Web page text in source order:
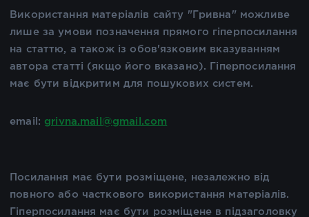
Використання матеріалів сайту "Гривна" можливе
лише за умови позначення прямого гіперпосилання
на статтю, а також із обов'язковим вказуванням
автора статті (якщо його вказано). Гіперпосилання
має бути відкритим для пошукових систем.
email: grivna.mail@gmail.com
Посилання має бути розміщене, незалежно від
повного або часткового використання матеріалів.
Гіперпосилання має бути розміщене в підзаголовку